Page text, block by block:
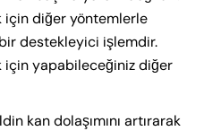
için diğer yöntemlerle
destekleyici işlemdir.
için yapabileceğiniz diğer
kan dolaşımını artırarak